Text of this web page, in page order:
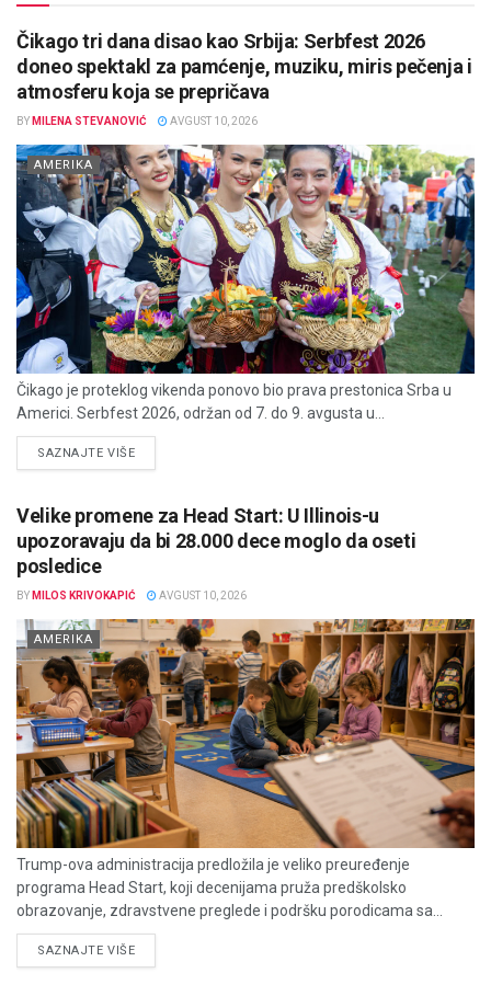
Čikago tri dana disao kao Srbija: Serbfest 2026
doneo spektakl za pamćenje, muziku, miris pečenja i
atmosferu koja se prepričava
BY MILENA STEVANOVIĆ AVGUST 10, 2026
AMERIKA
Čikago je proteklog vikenda ponovo bio prava prestonica Srba u
Americi. Serbfest 2026, održan od 7. do 9. avgusta u...
SAZNAJTE VIŠEDETAILS
Velike promene za Head Start: U Illinois-u
upozoravaju da bi 28.000 dece moglo da oseti
posledice
BY MILOS KRIVOKAPIĆ AVGUST 10, 2026
AMERIKA
Trump-ova administracija predložila je veliko preuređenje
programa Head Start, koji decenijama pruža predškolsko
obrazovanje, zdravstvene preglede i podršku porodicama sa...
SAZNAJTE VIŠEDETAILS